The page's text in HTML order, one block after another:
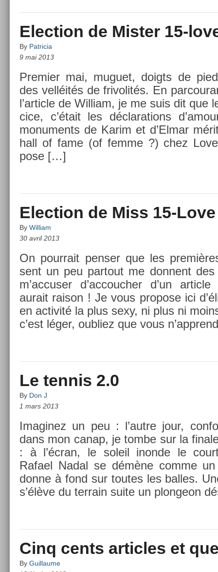
Election de Mister 15-
By Patricia
9 mai 2013
Pre­mi­er mai, muguet, doigts de
des velléités de frivolités. En
l’ar­ticle de Wil­liam, je me suis dit que
cice, c’était les déclara­tions
monu­ments de Karim et d’Elmar
hall of fame (of femme ?) chez
pose […]
Election de Miss 15-Love
By William
30 avril 2013
On pour­rait pens­er que les
sent un peu par­tout me don­nent
m’ac­cus­er d’ac­couch­er d’un
aurait raison ! Je vous pro­pose ici
en ac­tivité la plus sexy, ni plus ni
c’est léger, oub­liez que vous
Le tennis 2.0
By Don J
1 mars 2013
Im­aginez un peu : l’autre jour,
dans mon canap, je tombe sur la
: à l’écran, le sol­eil in­on­de le
Rafael Nadal se démène comme
donne à fond sur toutes les bal­les.
s’élève du ter­rain suite un plon­geon
Cinq cents articles et
By Guillaume